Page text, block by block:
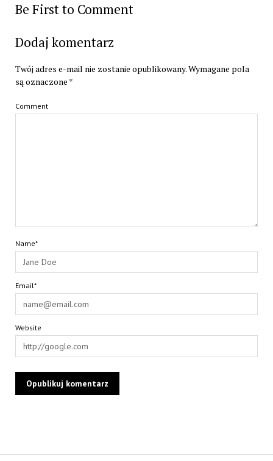
Be First to Comment
Dodaj komentarz
Twój adres e-mail nie zostanie opublikowany.Wymagane pola
są oznaczone *
Comment
Name*
Email*
Website